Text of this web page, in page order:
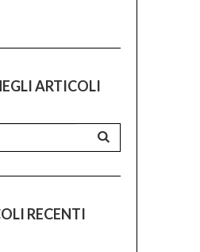
ARTICOLI
RECENTI